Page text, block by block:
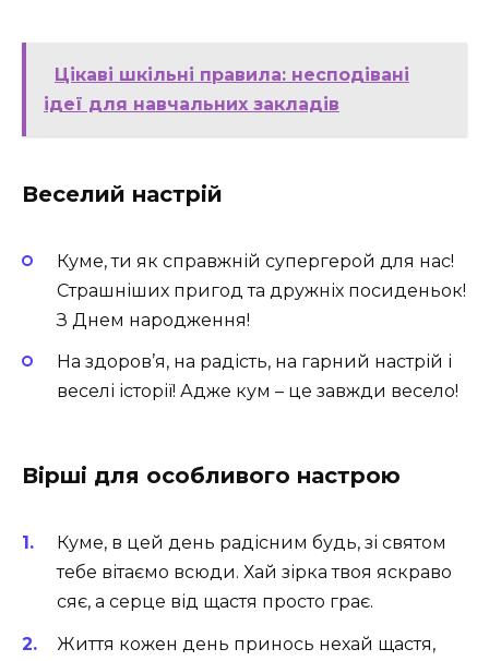
Цікаві шкільні правила: несподівані
ідеї для навчальних закладів
Веселий настрій
Куме, ти як справжній супергерой для нас!
Страшніших пригод та дружніх посиденьок!
З Днем народження!
На здоров’я, на радість, на гарний настрій і
веселі історії! Адже кум – це завжди весело!
Вірші для особливого настрою
Куме, в цей день радісним будь, зі святом
тебе вітаємо всюди. Хай зірка твоя яскраво
сяє, а серце від щастя просто грає.
Життя кожен день принось нехай щастя,